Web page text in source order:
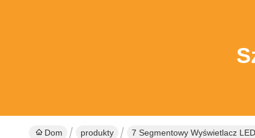
Dom produkty 7 Segmentowy Wyświetlacz LED